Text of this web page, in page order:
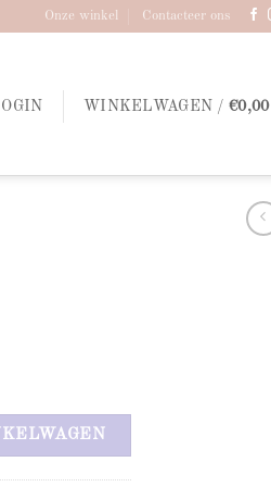
Onze winkel Contacteer ons
WINKELWAGEN /€0,00